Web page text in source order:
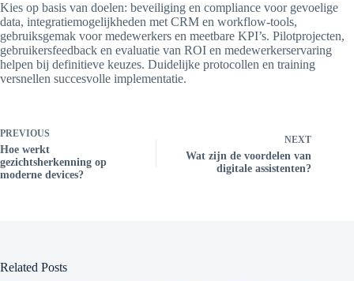
Kies op basis van doelen: beveiliging en compliance voor gevoelige
data, integratiemogelijkheden met CRM en workflow-tools,
gebruiksgemak voor medewerkers en meetbare KPI’s. Pilotprojecten,
gebruikersfeedback en evaluatie van ROI en medewerkerservaring
helpen bij definitieve keuzes. Duidelijke protocollen en training
versnellen succesvolle implementatie.
PREVIOUS
Hoe werkt
gezichtsherkenning op
moderne devices?
NEXT
Wat zijn de voordelen van
digitale assistenten?
Related Posts